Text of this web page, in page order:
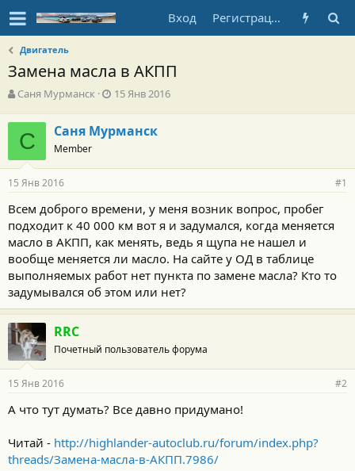
Вход Регистрация
Двигатель
Замена масла в АКПП
А
т
о
р
т
е
м
ы
Саня Мурманск
Д
а
а
л
а
15 Янв 2016
С Саня Мурманск
Member
15 Янв 2016 #1
Всем доброго времени, у меня возник вопрос, пробег
подходит к 40 000 км вот я и задумался, когда меняется
масло в АКПП, как менять, ведь я щупа не нашел и
вообще меняется ли масло. На сайте у ОД в таблице
выполняемых работ нет пункта по замене масла? Кто то
задумывался об этом или нет?
RRC
Почетный пользователь форума
15 Янв 2016 #2
А что тут думать? Все давно придумано!
Читай - http://highlander-autoclub.ru/forum/index.php?
threads/Замена-масла-в-АКПП.7986/